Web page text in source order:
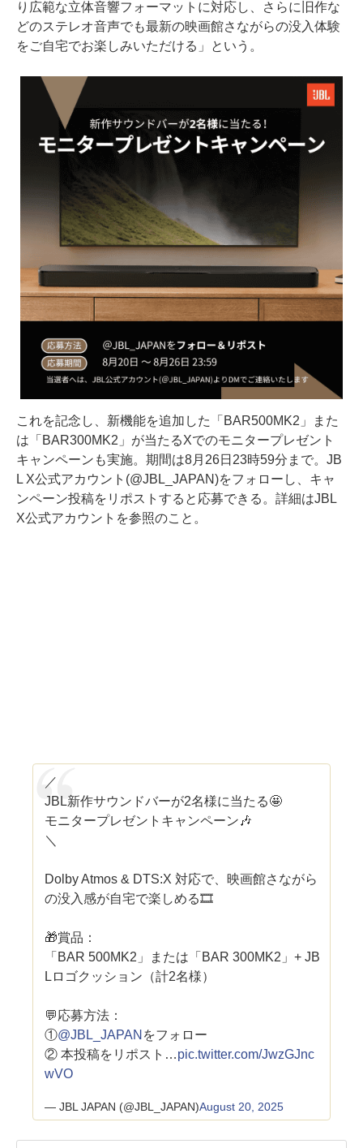
り広範な立体音響フォーマットに対応し、さらに旧作な
どのステレオ音声でも最新の映画館さながらの没入体験
をご自宅でお楽しみいただける」という。
これを記念し、新機能を追加した「BAR500MK2」また
は「BAR300MK2」が当たるXでのモニタープレゼント
キャンペーンも実施。期間は8月26日23時59分まで。JB
L X公式アカウント(@JBL_JAPAN)をフォローし、キャ
ンペーン投稿をリポストすると応募できる。詳細はJBL
X公式アカウントを参照のこと。
／
JBL新作サウンドバーが2名様に当たる🤩
モニタープレゼントキャンペーン🎶
＼
Dolby Atmos & DTS:X 対応で、映画館さながら
の没入感が自宅で楽しめる🎞️
🎁賞品：
「BAR 500MK2」または「BAR 300MK2」+ JB
Lロゴクッション（計2名様）
💬応募方法：
①@JBL_JAPAN をフォロー
② 本投稿をリポスト…pic.twitter.com/JwzGJnc
wVO
— JBL JAPAN (@JBL_JAPAN)August 20, 2025